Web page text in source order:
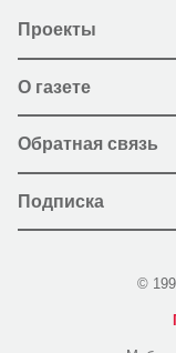
Проекты
О газете
Обратная связь
Подписка
©